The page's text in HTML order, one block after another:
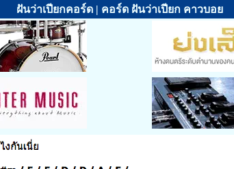
ฝันว่าเปียกคอร์ด | คอร์ด ฝันว่าเปียก คาวบอย